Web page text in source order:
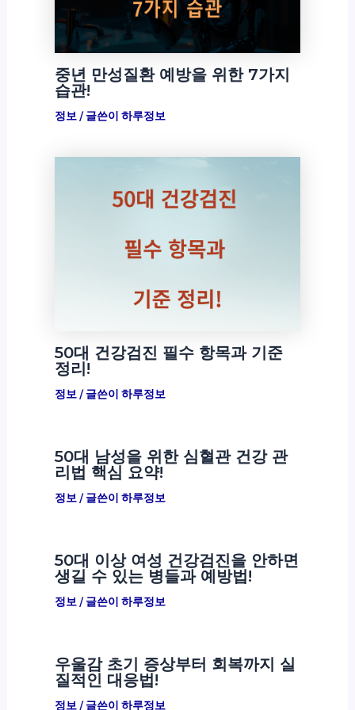
중년 만성질환 예방을 위한 7가지
습관!
정보/ 글쓴이 하루정보
50대 건강검진 필수 항목과 기준
정리!
정보/ 글쓴이 하루정보
50대 남성을 위한 심혈관 건강 관
리법 핵심 요약!
정보/ 글쓴이 하루정보
50대 이상 여성 건강검진을 안하면
생길 수 있는 병들과 예방법!
정보/ 글쓴이 하루정보
우울감 초기 증상부터 회복까지 실
질적인 대응법!
정보/ 글쓴이 하루정보